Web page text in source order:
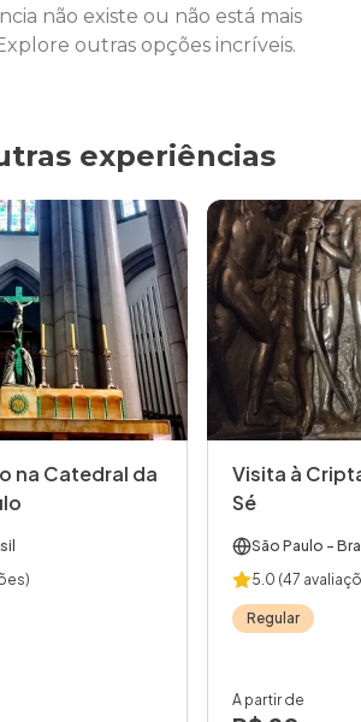
não existe ou não está mais
outras opções incríveis.
experiências
na Catedral da
Visita à
Sé
São Paulo -
5.0 (47
Regular
A partir de